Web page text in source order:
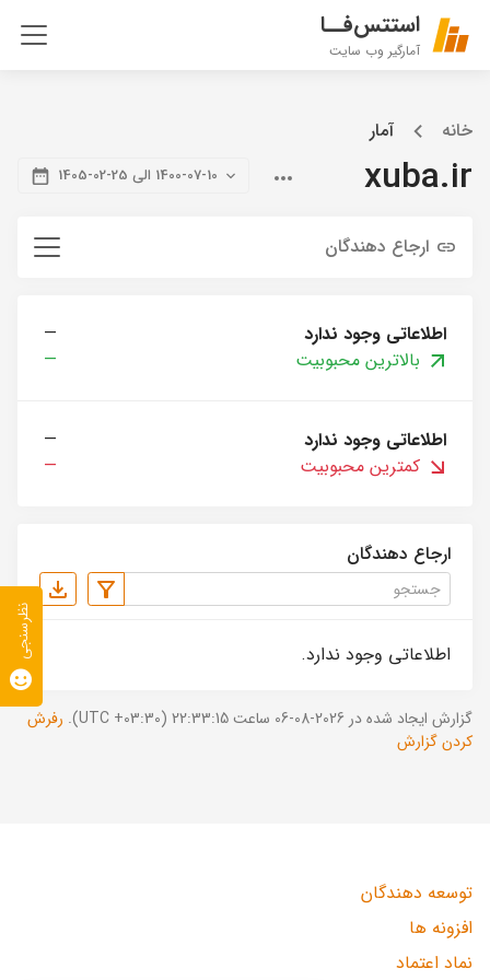
استتس‌فــا
آمارگیر وب سایت
خانه آمار
xuba.ir 1400-07-10 الی 25-02-1405
ارجاع دهندگان
اطلاعاتی وجود ندارد
—
بالاترین محبوبیت
—
اطلاعاتی وجود ندارد
—
کمترین محبوبیت
—
ارجاع دهندگان
اطلاعاتی وجود ندارد.
گزارش ایجاد شده در 2026-08-06 ساعت 22:33:15 (UTC +03:30).
رفرش
کردن گزارش
توسعه دهندگان
افزونه ها
نماد اعتماد
نظرسنجی